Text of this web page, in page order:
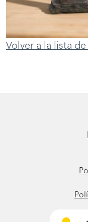
Volver a la lista